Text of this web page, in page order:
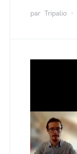
par Tripalio